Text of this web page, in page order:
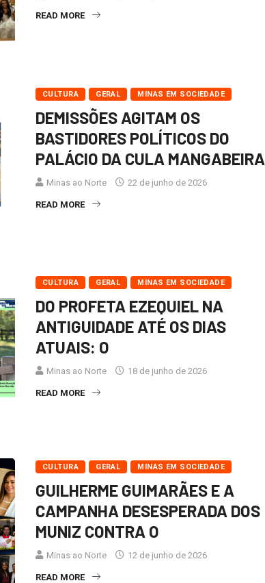
READ MORE
CULTURA GERAL MINAS EM SOCIEDADE
DEMISSÕES AGITAM OS
BASTIDORES POLÍTICOS DO
PALÁCIO DA CULA MANGABEIRA
Minas ao Norte 22 de junho de 2026
READ MORE
CULTURA GERAL MINAS EM SOCIEDADE
DO PROFETA EZEQUIEL NA
ANTIGUIDADE ATÉ OS DIAS
ATUAIS: O
Minas ao Norte 18 de junho de 2026
READ MORE
CULTURA GERAL MINAS EM SOCIEDADE
GUILHERME GUIMARÃES E A
CAMPANHA DESESPERADA DOS
MUNIZ CONTRA O
Minas ao Norte 12 de junho de 2026
READ MORE